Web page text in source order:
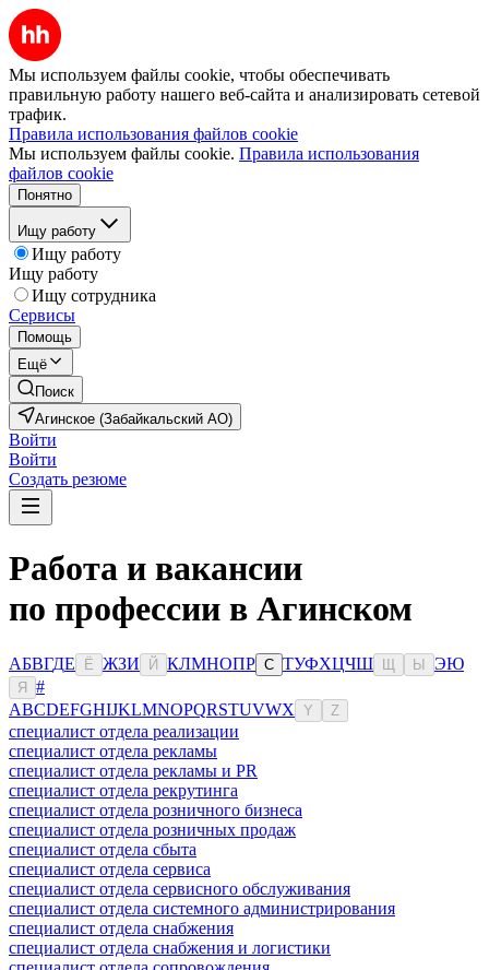
Мы используем файлы cookie, чтобы обеспечивать
правильную работу нашего веб-сайта и анализировать сетевой
трафик.
Правила использования файлов cookie
Мы используем файлы cookie. Правила использования
файлов cookie
Понятно
Ищу работу
Ищу работу
Ищу работу
Ищу сотрудника
Сервисы
Помощь
Ещё
Поиск
Агинское (Забайкальский АО)
Войти
Войти
Создать резюме
Работа и вакансии
по профессии в Агинском
АБВГДЕ Ё ЖЗИ Й КЛМНОПР С ТУФХЦЧШ Ы ЭЮ
Я
#
ABCDEFGHIJKLMNOPQRSTUVWX Y Z
специалист отдела реализации
специалист отдела рекламы
специалист отдела рекламы и PR
специалист отдела рекрутинга
специалист отдела розничного бизнеса
специалист отдела розничных продаж
специалист отдела сбыта
специалист отдела сервиса
специалист отдела сервисного обслуживания
специалист отдела системного администрирования
специалист отдела снабжения
специалист отдела снабжения и логистики